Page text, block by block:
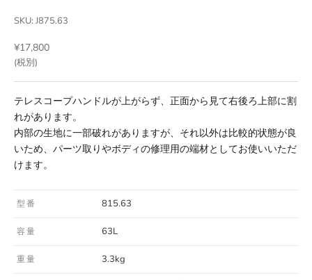
SKU: J875.63
セール価格
¥17,800
(税別)
テレスコープハンドルが上がらず、正面から見て右後ろ上部に割
れがあります。
内部の生地に一部破れがありますが、それ以外は比較的状態が良
いため、パーツ取りやボディの修理用の端材としてお使いいただ
けます。
型番 815.63
容量 63L
重量 3.3kg